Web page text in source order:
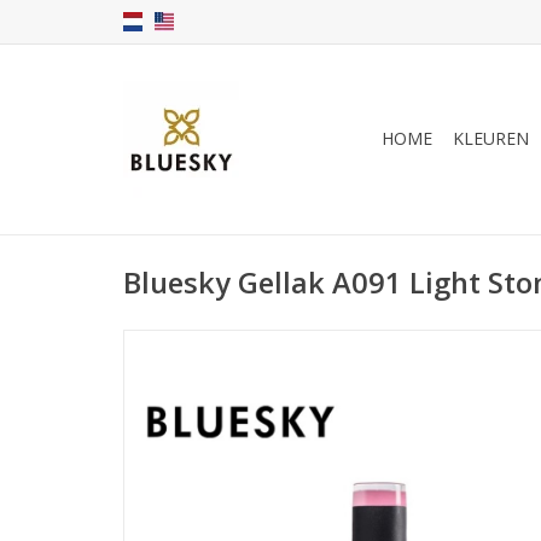
HOME KLEUREN
Bluesky Gellak A091 Light